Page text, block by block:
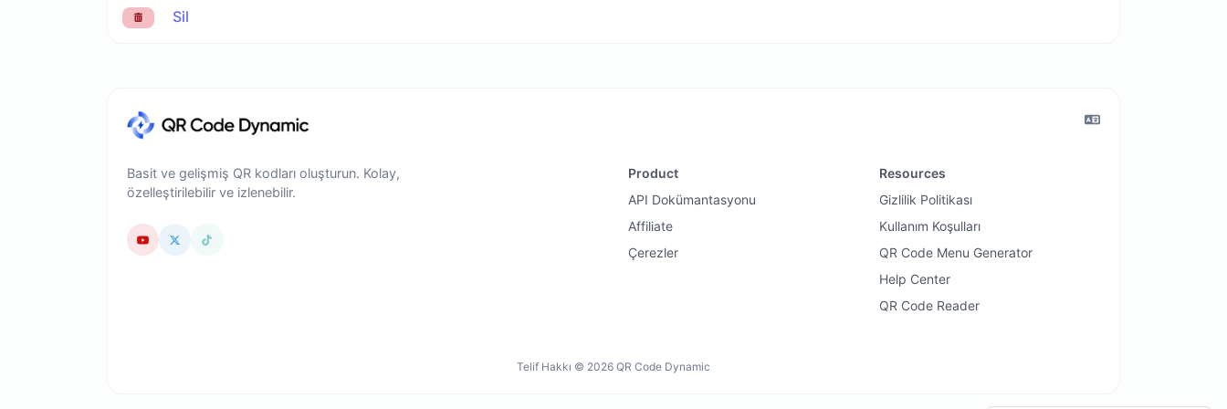
Sil
Basit ve gelişmiş QR kodları oluşturun. Kolay,
özelleştirilebilir ve izlenebilir.
Product
API Dokümantasyonu
Affiliate
Çerezler
Resources
Gizlilik Politikası
Kullanım Koşulları
QR Code Menu Generator
Help Center
QR Code Reader
Telif Hakkı © 2026 QR Code Dynamic